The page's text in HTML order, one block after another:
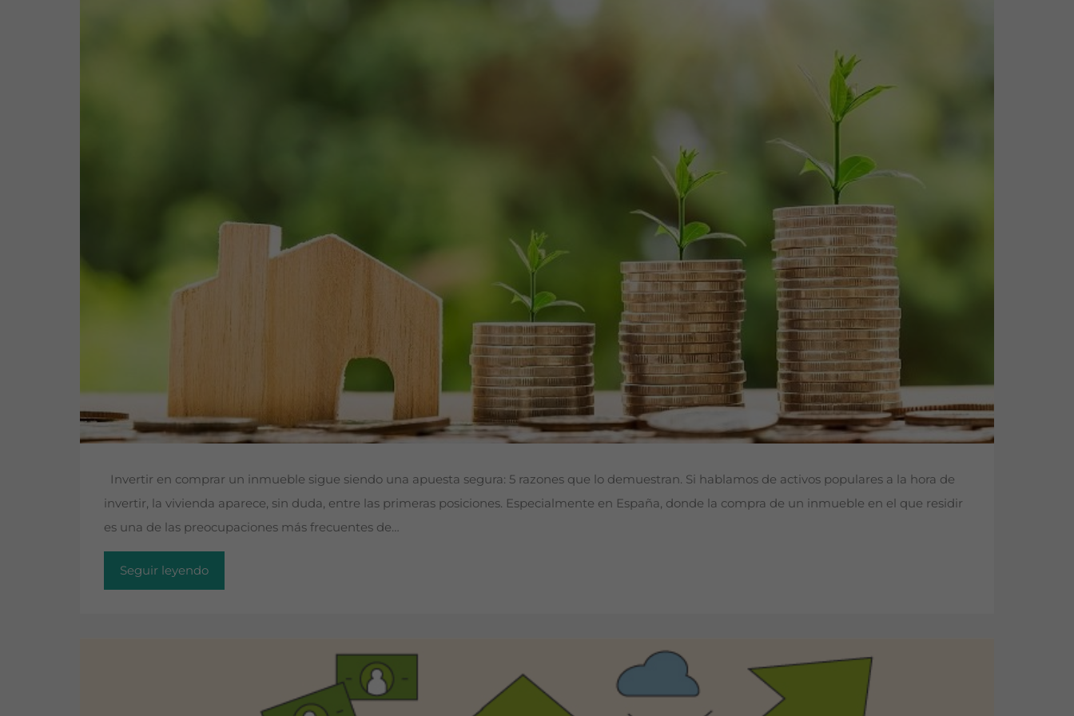
Invertir en comprar un inmueble sigue siendo una apuesta segura: 5 razones que lo demuestran. Si hablamos de activos populares a la hora de
invertir, la vivienda aparece, sin duda, entre las primeras posiciones. Especialmente en España, donde la compra de un inmueble en el que residir
es una de las preocupaciones más frecuentes de…
Seguir leyendo